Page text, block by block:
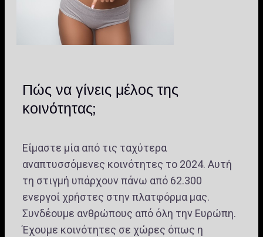
Πώς να γίνεις μέλος της
κοινότητας;
Είμαστε μία από τις ταχύτερα
αναπτυσσόμενες κοινότητες το 2024. Αυτή
τη στιγμή υπάρχουν πάνω από 62.300
ενεργοί χρήστες στην πλατφόρμα μας.
Συνδέουμε ανθρώπους από όλη την Ευρώπη.
Έχουμε κοινότητες σε χώρες όπως η